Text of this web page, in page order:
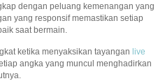
dengan peluang kemenangan yang
yang responsif memastikan setiap
saat bermain.
ketika menyaksikan tayangan live
angka yang muncul menghadirkan